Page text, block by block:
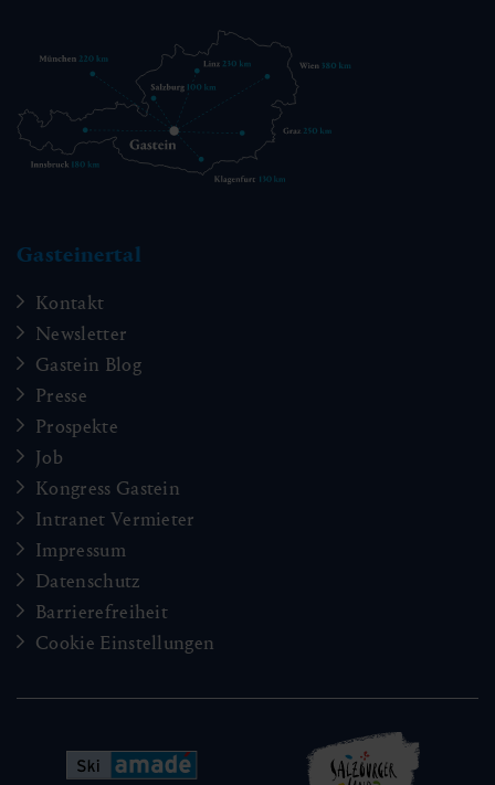
Gasteinertal
Kontakt
Newsletter
Gastein Blog
Presse
Prospekte
Job
Kongress Gastein
Intranet Vermieter
Impressum
Datenschutz
Barrierefreiheit
Cookie Einstellungen